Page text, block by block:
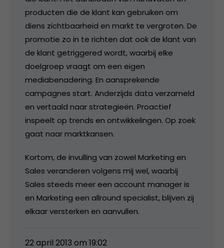
producten die de klant kan gebruiken om
diens zichtbaarheid en markt te vergroten. De
promotie zo in te richten dat ook de klant van
de klant getriggered wordt, waarbij elke
doelgroep vraagt om een eigen
mediabenadering. En aansprekende
campagnes start. Anderzijds data verzameld
en vertaald naar strategieën. Proactief
inspeelt op trends en ontwikkelingen. Op zoek
gaat naar marktkansen.
Kortom, de invulling van zowel Marketing en
Sales veranderen volgens mij wel, waarbij
Sales steeds meer een account manager is
en Marketing een allround specialist, blijven zij
elkaar versterken en aanvullen.
22 april 2013 om 19:02